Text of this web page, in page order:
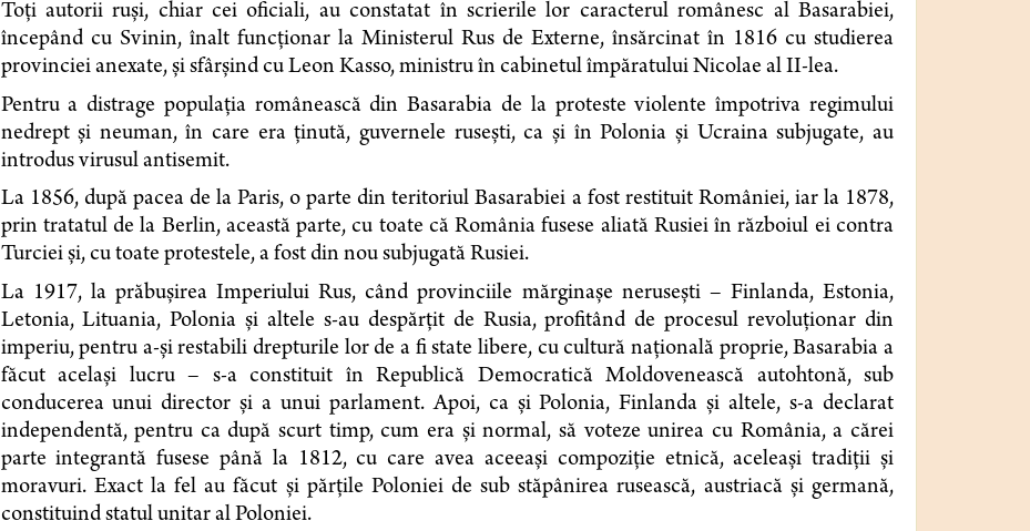
Toţi autorii ruşi, chiar cei oficiali, au constatat în scrierile lor caracterul românesc al Basarabiei,
începând cu Svinin, înalt funcţionar la Ministerul Rus de Externe, însărcinat în 1816 cu studierea
provinciei anexate, şi sfârşind cu Leon Kasso, ministru în cabinetul împăratului Nicolae al II-lea.
Pentru a distrage populaţia românească din Basarabia de la proteste violente împotriva regimului
nedrept şi neuman, în care era ţinută, guvernele ruseşti, ca și în Polonia şi Ucraina subjugate, au
introdus virusul antisemit.
La 1856, după pacea de la Paris, o parte din teritoriul Basarabiei a fost restituit României, iar la 1878,
prin tratatul de la Berlin, această parte, cu toate că România fusese aliată Rusiei în războiul ei contra
Turciei şi, cu toate protestele, a fost din nou subjugată Rusiei.
La 1917, la prăbuşirea Imperiului Rus, când provinciile mărginaşe neruseşti – Finlanda, Estonia,
Letonia, Lituania, Polonia şi altele s-au despărţit de Rusia, profitând de procesul revoluţionar din
imperiu, pentru a-şi restabili drepturile lor de a fi state libere, cu cultură naţională proprie, Basarabia a
făcut acelaşi lucru – s-a constituit în Republică Democratică Moldovenească autohtonă, sub
conducerea unui director şi a unui parlament. Apoi, ca şi Polonia, Finlanda şi altele, s-a declarat
independentă, pentru ca după scurt timp, cum era şi normal, să voteze unirea cu România, a cărei
parte integrantă fusese până la 1812, cu care avea aceeaşi compoziţie etnică, aceleaşi tradiţii şi
moravuri. Exact la fel au făcut şi părţile Poloniei de sub stăpânirea rusească, austriacă şi germană,
constituind statul unitar al Poloniei.